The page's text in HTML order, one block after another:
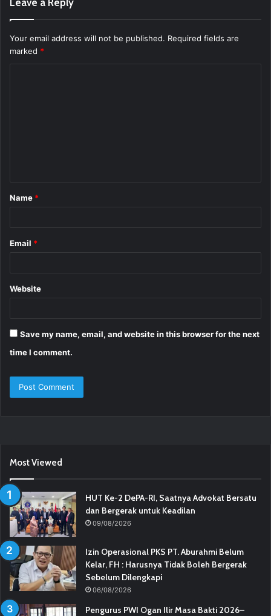
Your email address will not be published. Required fields are
marked *
*
Name *
Email *
Website
Save my name, email, and website in this browser for the next
time I comment.
Most Viewed
HUT Ke-2 DePA-RI, Saatnya Advokat Bersatu
dan Bergerak untuk Keadilan
09/08/2026
Izin Operasional PKS PT. Aburahmi Belum
Kelar, FH : Harusnya Tidak Boleh Bergerak
Sebelum Dilengkapi
06/08/2026
Pengurus PWI Ogan Ilir Masa Bakti 2026–